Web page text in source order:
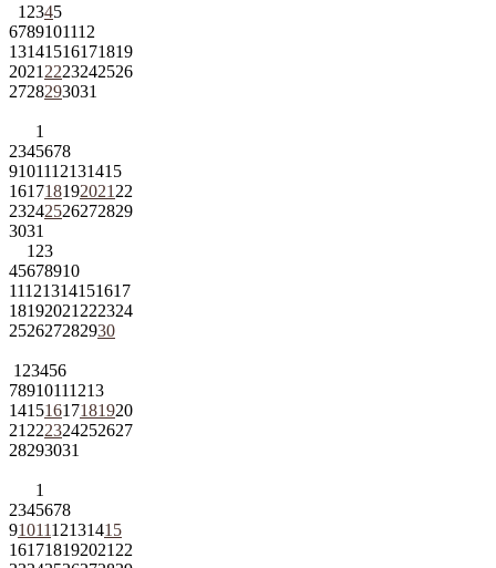
1 2345
6789101112
13141516171819
2021 2223242526
2728293031
1
2345678
9101112131415
161718192021 22
23242526272829
3031
1 23
45678910
11121314151617
18192021 222324
252627282930
1 23456
78910111213
14151617181920
21 222324252627
28293031
1
2345678
9101112131415
161718192021 22